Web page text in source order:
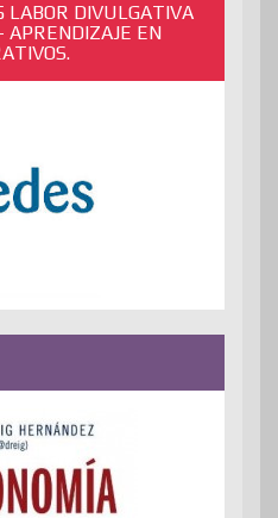
LABOR DIVULGATIVA
APRENDIZAJE EN